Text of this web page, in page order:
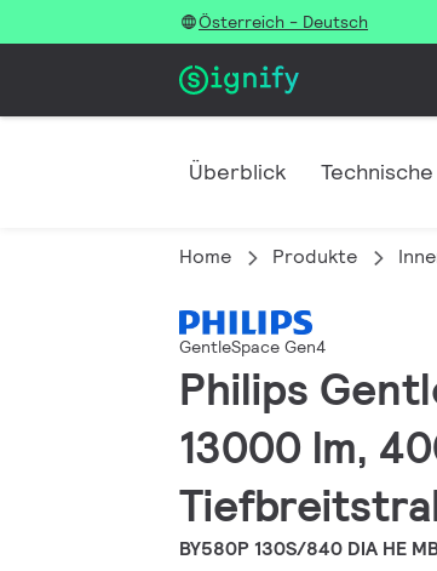
Österreich - Deutsch
Überblick
Home Produkte
GentleSpace Gen4
Philips
13000 lm,
BY580P 130S/840 DIA HE